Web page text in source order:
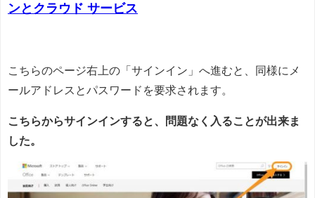
ンとクラウド サービス
こちらのページ右上の「サインイン」へ進むと、同様にメ
ールアドレスとパスワードを要求されます。
こちらからサインインすると、問題なく入ることが出来ま
した。